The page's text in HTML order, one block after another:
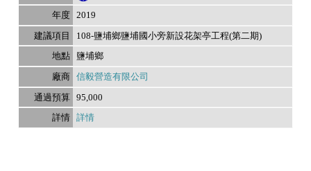
2019
108-鹽埔鄉鹽埔國小旁新設花架亭工程(第二期)
鹽埔鄉
信毅營造有限公司
95,000
詳情